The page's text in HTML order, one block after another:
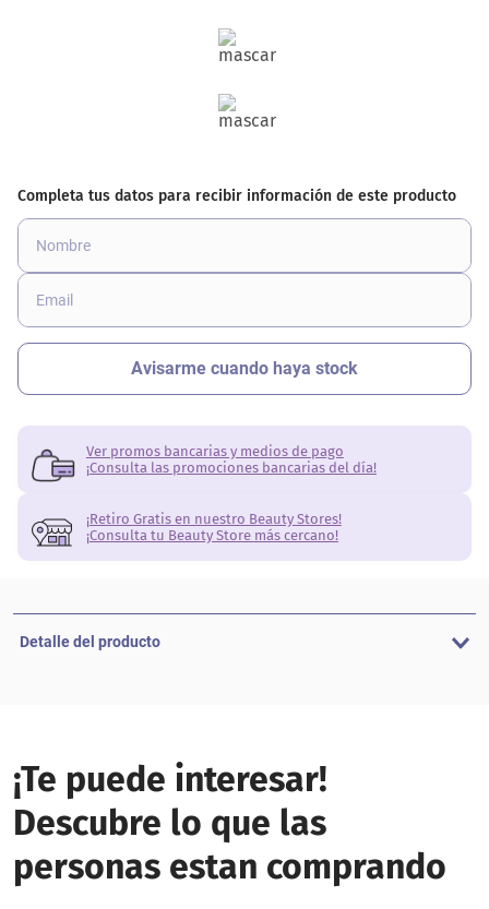
Ver promos bancarias y medios de pago
¡Consulta las promociones bancarias del día!
¡Retiro Gratis en nuestro Beauty Stores!
¡Consulta tu Beauty Store más cercano!
Detalle del producto
¡Te puede interesar!
Descubre lo que las
personas estan comprando